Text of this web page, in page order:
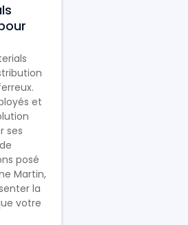
et
ses
posé
Martin,
la
votre